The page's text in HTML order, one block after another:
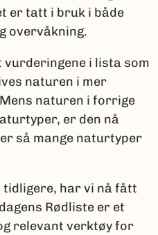
er tatt i bruk i både
overvåkning.
i lista som
naturen i mer
naturen i forrige
er den nå
så mange naturtyper
tidligere, har vi nå fått
Rødliste er et
relevant verktøy for